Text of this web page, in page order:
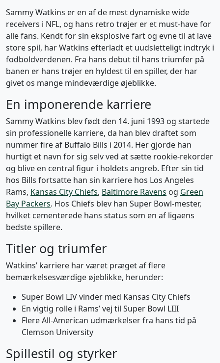
Sammy Watkins er en af de mest dynamiske wide
receivers i NFL, og hans retro trøjer er et must-have for
alle fans. Kendt for sin eksplosive fart og evne til at lave
store spil, har Watkins efterladt et uudsletteligt indtryk i
fodboldverdenen. Fra hans debut til hans triumfer på
banen er hans trøjer en hyldest til en spiller, der har
givet os mange mindeværdige øjeblikke.
En imponerende karriere
Sammy Watkins blev født den 14. juni 1993 og startede
sin professionelle karriere, da han blev draftet som
nummer fire af Buffalo Bills i 2014. Her gjorde han
hurtigt et navn for sig selv ved at sætte rookie-rekorder
og blive en central figur i holdets angreb. Efter sin tid
hos Bills fortsatte han sin karriere hos Los Angeles
Rams, Kansas City Chiefs, Baltimore Ravens og Green
Bay Packers. Hos Chiefs blev han Super Bowl-mester,
hvilket cementerede hans status som en af ligaens
bedste spillere.
Titler og triumfer
Watkins’ karriere har været præget af flere
bemærkelsesværdige øjeblikke, herunder:
Super Bowl LIV vinder med Kansas City Chiefs
En vigtig rolle i Rams’ vej til Super Bowl LIII
Flere All-American udmærkelser fra hans tid på
Clemson University
Spillestil og styrker